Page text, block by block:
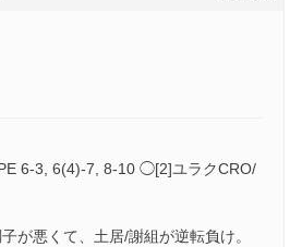
6-3, 6(4)-7, 8-10 ◯[2]ユラクCRO/
が悪くて、土居/謝組が逆転負け。